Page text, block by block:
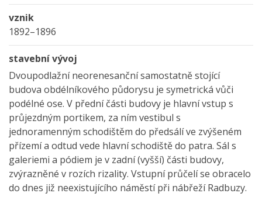
vznik
1892–1896
stavební vývoj
Dvoupodlažní neorenesanční samostatně stojící
budova obdélníkového půdorysu je symetrická vůči
podélné ose. V přední části budovy je hlavní vstup s
průjezdným portikem, za ním vestibul s
jednoramenným schodištěm do předsálí ve zvýšeném
přízemí a odtud vede hlavní schodiště do patra. Sál s
galeriemi a pódiem je v zadní (vyšší) části budovy,
zvýrazněné v rozích rizality. Vstupní průčelí se obracelo
do dnes již neexistujícího náměstí při nábřeží Radbuzy.